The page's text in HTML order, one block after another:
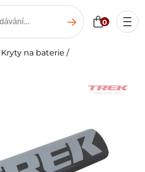
0
Kryty na baterie /